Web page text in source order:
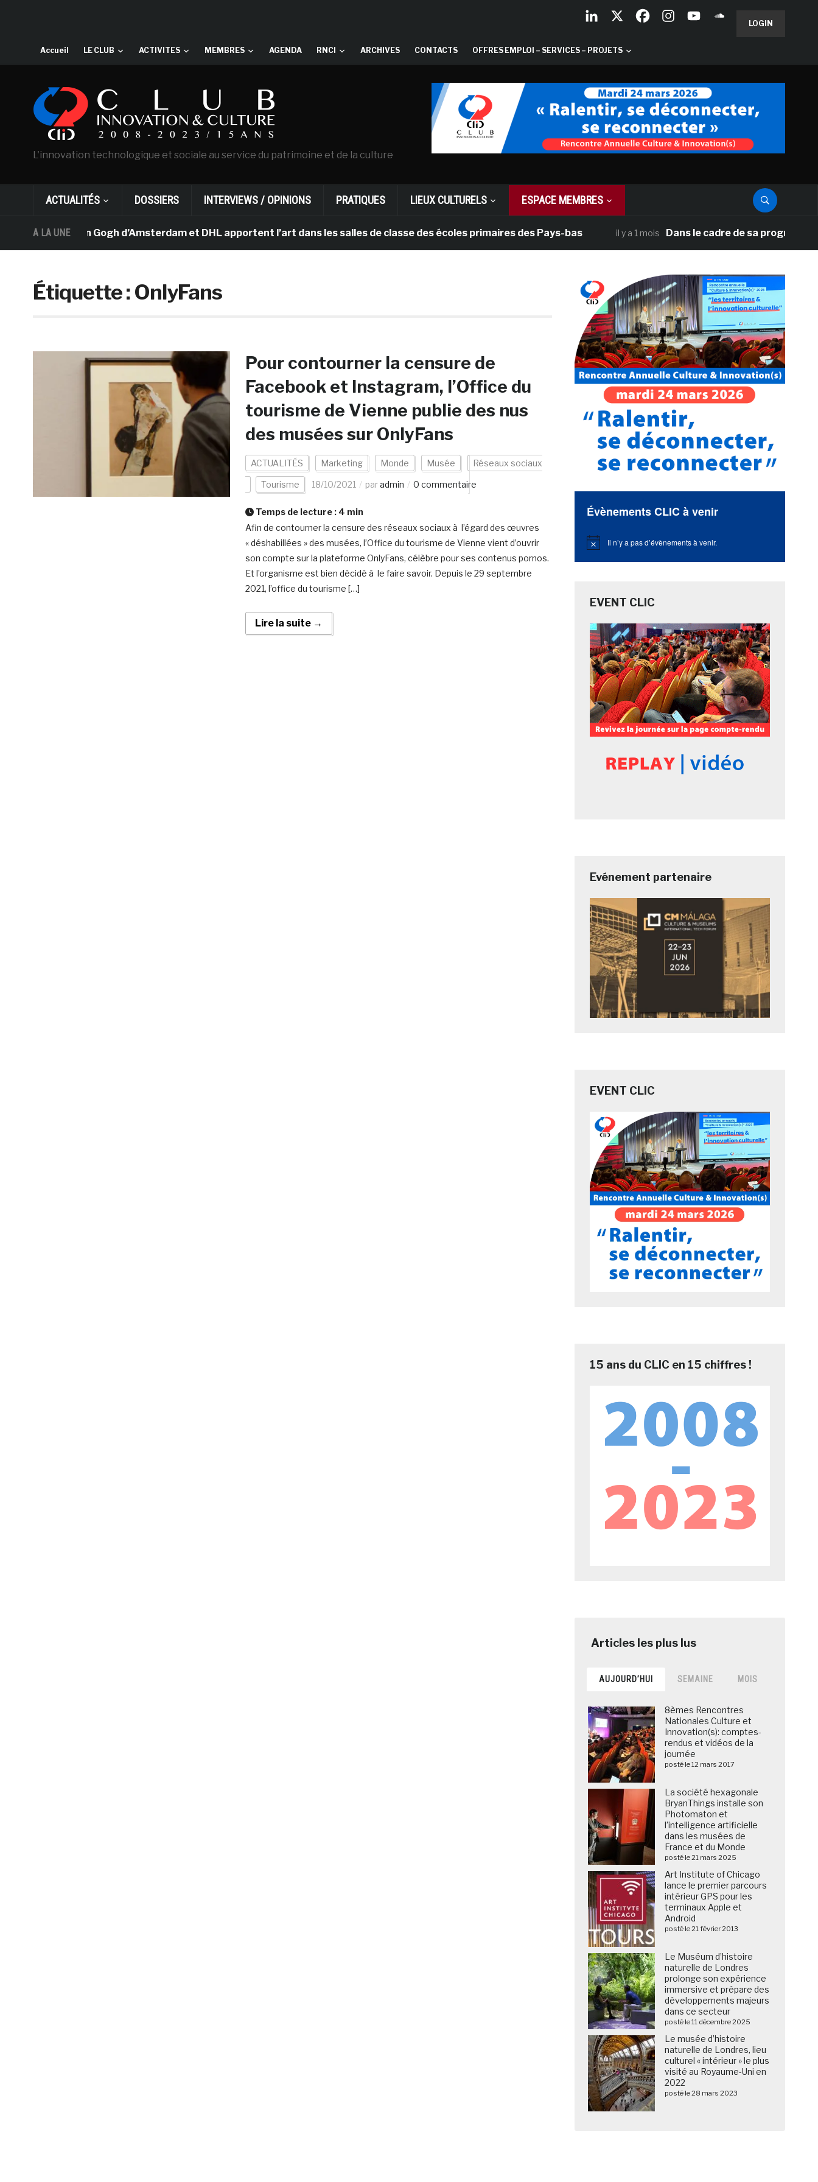
LOGIN
Accueil LE CLUB ACTIVITES MEMBRES AGENDA RNCI ARCHIVES CONTACTS OFFRES EMPLOI – SERVICES – PROJETS
L'innovation technologique et sociale au service du patrimoine et de la culture
ACTUALITÉS DOSSIERS INTERVIEWS / OPINIONS PRATIQUES LIEUX CULTURELS ESPACE MEMBRES
A LA UNE
musée Van Gogh d’Amsterdam et DHL apportent l’art dans les salles de classe des écoles primaires des Pays-bas il y a 1 mois Dans le cadre de sa programmation
Étiquette :OnlyFans
Pour contourner la censure de
Facebook et Instagram, l’Office du
tourisme de Vienne publie des nus
des musées sur OnlyFans
ACTUALITÉS Marketing Monde Musée Réseaux sociaux
Tourisme 18/10/2021 paradmin 0 commentaire
Temps de lecture : 4 min
Afin de contourner la censure des réseaux sociaux à l’égard des œuvres
« déshabillées » des musées, l’Office du tourisme de Vienne vient d’ouvrir
son compte sur la plateforme OnlyFans, célèbre pour ses contenus pornos.
Et l’organisme est bien décidé à le faire savoir. Depuis le 29 septembre
2021, l’office du tourisme […]
Lire la suite →
Évènements CLIC à venir
Notice Il n’y a pas d’évènements à venir.
EVENT CLIC
Evénement partenaire
EVENT CLIC
15 ans du CLIC en 15 chiffres !
AUJOURD’HUI SEMAINE MOIS
8èmes Rencontres
Nationales Culture et
Innovation(s): comptes-
rendus et vidéos de la
journée
posté le 12 mars 2017
La société hexagonale
BryanThings installe son
Photomaton et
l’intelligence artificielle
dans les musées de
France et du Monde
posté le 21 mars 2025
Art Institute of Chicago
lance le premier parcours
intérieur GPS pour les
terminaux Apple et
Android
posté le 21 février 2013
Le Muséum d’histoire
naturelle de Londres
prolonge son expérience
immersive et prépare des
développements majeurs
dans ce secteur
posté le 11 décembre 2025
Le musée d’histoire
naturelle de Londres, lieu
culturel « intérieur » le plus
visité au Royaume-Uni en
2022
posté le 28 mars 2023